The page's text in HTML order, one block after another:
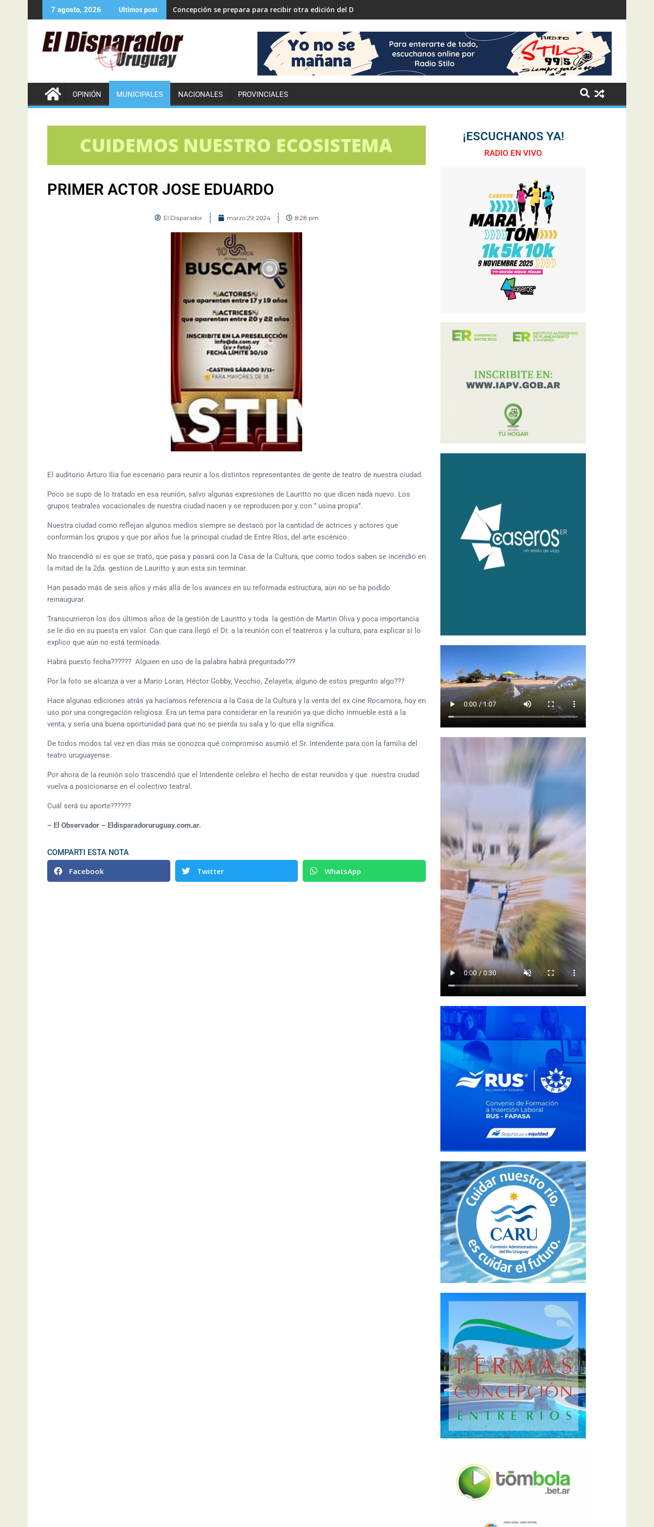
7 agosto, 2026 Ultimos post Concepción se prepara para recibir otra edición del Desafío ECO YPF
OPINIÓN MUNICIPALES NACIONALES PROVINCIALES
PRIMER ACTOR JOSE EDUARDO
El Disparador marzo 29, 2024 8:28 pm
El auditorio Arturo Ilia fue escenario para reunir a los distintos representantes de gente de teatro de nuestra ciudad.
Poco se supo de lo tratado en esa reunión, salvo algunas expresiones de Lauritto no que dicen nada nuevo. Los
grupos teatrales vocacionales de nuestra ciudad nacen y se reproducen por y con ” usina propia”.
Nuestra ciudad como reflejan algunos medios siempre se destacó por la cantidad de actrices y actores que
conforman los grupos y que por años fue la principal ciudad de Entre Ríos, del arte escénico.
No trascendió si es que se trató, que pasa y pasará con la Casa de la Cultura, que como todos saben se incendió en
la mitad de la 2da. gestion de Lauritto y aun esta sin terminar.
Han pasado más de seis años y más allá de los avances en su reformada estructura, aún no se ha podido
reinaugurar.
Transcurrieron los dos últimos años de la gestión de Lauritto y toda la gestión de Martin Oliva y poca importancia
se le dio en su puesta en valor. Con que cara llegó el Dr. a la reunión con el teatreros y la cultura, para explicar si lo
explico que aún no está terminada.
Habrá puesto fecha?????? Alguien en uso de la palabra habrá preguntado???
Por la foto se alcanza a ver a Mario Loran, Héctor Gobby, Vecchio, Zelayeta; alguno de estos pregunto algo???
Hace algunas ediciones atrás ya hacíamos referencia a la Casa de la Cultura y la venta del ex cine Rocamora, hoy en
uso por una congregación religiosa. Era un tema para considerar en la reunión ya que dicho inmueble está a la
venta, y sería una buena oportunidad para que no se pierda su sala y lo que ella significa.
De todos modos tal vez en días más se conozca qué compromiso asumió el Sr. Intendente para con la familia del
teatro uruguayense.
Por ahora de la reunión solo trascendió que el Intendente celebro el hecho de estar reunidos y que nuestra ciudad
vuelva a posicionarse en el colectivo teatral.
Cuál será su aporte??????
– El Observador – Eldisparadoruruguay.com.ar.
COMPARTI ESTA NOTA
Facebook Twitter WhatsApp
¡ESCUCHANOS YA!
RADIO EN VIVO